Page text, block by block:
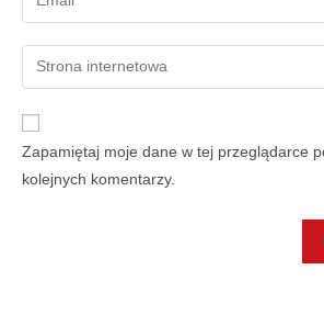
Zapamiętaj moje dane w tej przeglądarce
kolejnych komentarzy.